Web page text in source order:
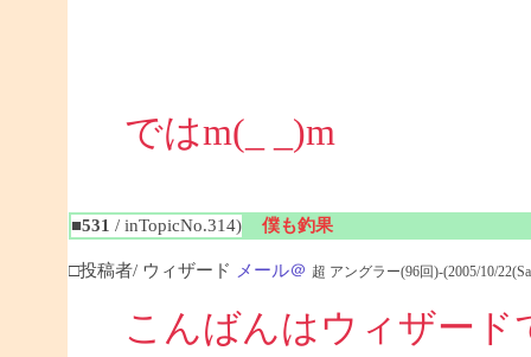
ではm(_ _)m
■531 / inTopicNo.314) 僕も釣果
□投稿者/ ウィザード メール＠ 超 アングラー(96回)-(2005/10/
こんばんはウィザード